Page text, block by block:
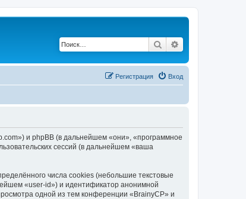
Поиск
Вход
Регистрация
и phpBB (в дальнейшем «они», «программное
сессий (в дальнейшем «ваша
числа cookies (небольшие текстовые
«user-id») и идентификатор анонимной
одной из тем конференции «BrainyCP» и